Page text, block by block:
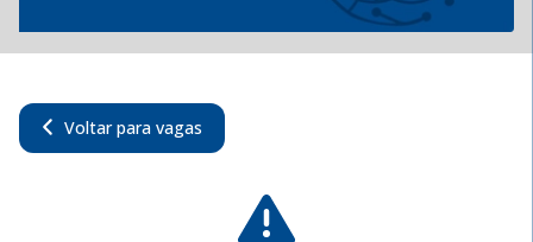
Voltar para vagas